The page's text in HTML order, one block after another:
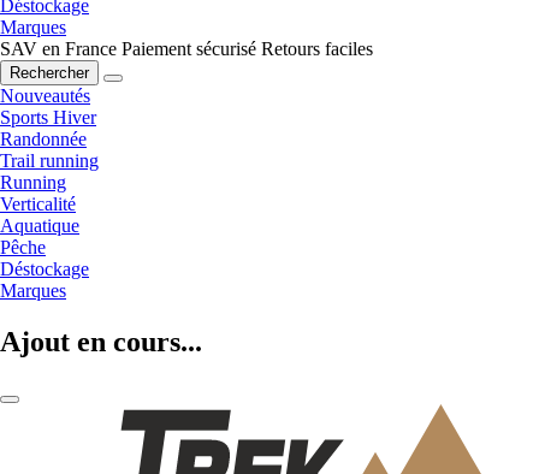
Déstockage
Marques
SAV en France Paiement sécurisé Retours faciles
Rechercher
Nouveautés
Sports Hiver
Randonnée
Trail running
Running
Verticalité
Aquatique
Pêche
Déstockage
Marques
Ajout en cours...